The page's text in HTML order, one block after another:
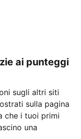
ai punteggi
sugli altri siti
sulla pagina
che i tuoi primi
una